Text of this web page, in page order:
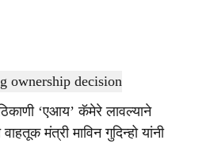
-Dainik Gomantak
ठिकाणी ‘एआय’ कॅमेरे लावल्याने
मंत्री माविन गुदिन्हो यांनी